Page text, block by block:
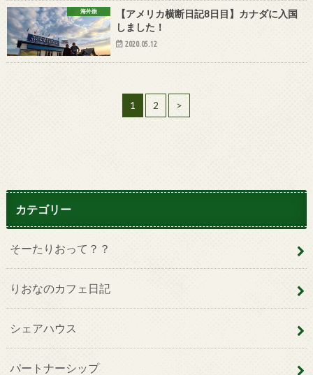
海外旅
【アメリカ横断日記8日目】カナダに入国
しました！
2020.05.12
1 2 >
カテゴリー
そーたりおって？？
りおなのカフェ日記
シェアハウス
パートナーシップ